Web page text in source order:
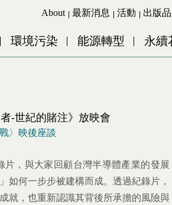
Jump to Navigation
Jump to Main content
About 最新消息 活動 出版品
環境污染 能源轉型 永續
-世紀的賭注》放映會
〉映後座談
片，與大家回顧台灣半導體產業的發展
如何一步步被建構而成。透過紀錄片，
就，也重新認識其背後所承擔的風險與